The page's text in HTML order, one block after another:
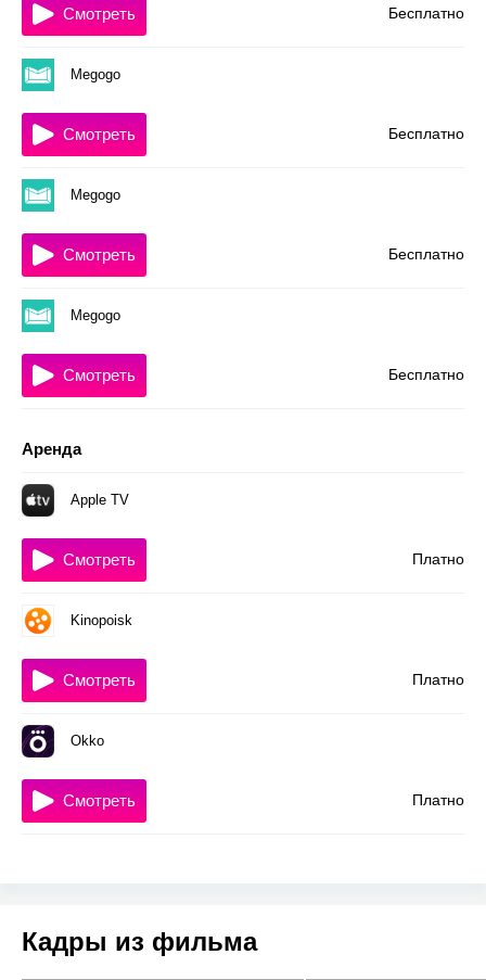
Бесплатно
Смотреть
Megogo
Бесплатно
Смотреть
Megogo
Бесплатно
Смотреть
Megogo
Бесплатно
Смотреть
Аренда
Apple TV
Платно
Смотреть
Kinopoisk
Платно
Смотреть
Okko
Платно
Смотреть
Кадры из фильма